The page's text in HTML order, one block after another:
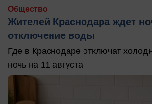
Общество
Жителей Краснодара ждет
отключение воды
Где в Краснодаре отключат
ночь на 11 августа